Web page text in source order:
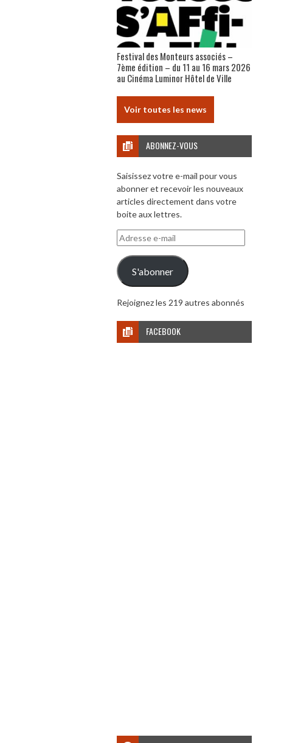
Festival des Monteurs associés –
7ème édition – du 11 au 16 mars 2026
au Cinéma Luminor Hôtel de Ville
Voir toutes les news
ABONNEZ-VOUS
Saisissez votre e-mail pour vous
abonner et recevoir les nouveaux
articles directement dans votre
boite aux lettres.
Adresse
e-
mail
S'abonner
Rejoignez les 219 autres abonnés
FACEBOOK